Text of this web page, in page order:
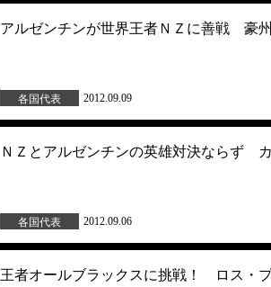
アルゼンチンが世界王者ＮＺに善戦 豪
各国代表 2012.09.09
ＮＺとアルゼンチンの英雄対決ならず
各国代表 2012.09.06
王者オールブラックスに挑戦！ ロス・